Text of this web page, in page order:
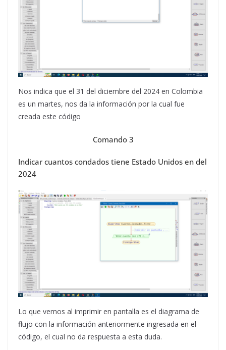
Nos indica que el 31 del diciembre del 2024 en Colombia
es un martes, nos da la información por la cual fue
creada este código
Comando 3
Indicar cuantos condados tiene Estado Unidos en del
2024
Lo que vemos al imprimir en pantalla es el diagrama de
flujo con la información anteriormente ingresada en el
código, el cual no da respuesta a esta duda.